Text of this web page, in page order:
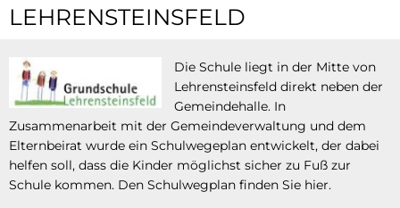
LEHRENSTEINSFELD
Die Schule liegt in der Mitte von
Lehrensteinsfeld direkt neben der
Gemeindehalle. In
Zusammenarbeit mit der Gemeindeverwaltung und dem
Elternbeirat wurde ein Schulwegeplan entwickelt, der dabei
helfen soll, dass die Kinder möglichst sicher zu Fuß zur
Schule kommen. Den Schulwegplan finden Sie hier.